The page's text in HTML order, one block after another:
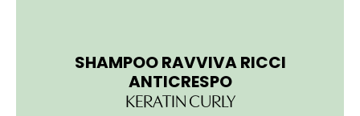
SHAMPOO RAVVIVA RICCI
ANTICRESPO
KERATIN CURLY